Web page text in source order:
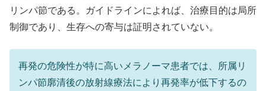
リンパ節である。ガイドラインによれば、治療目的は局所
制御であり、生存への寄与は証明されていない。
再発の危険性が特に高いメラノーマ患者では、所属リ
ンパ節廓清後の放射線療法により再発率が低下するの